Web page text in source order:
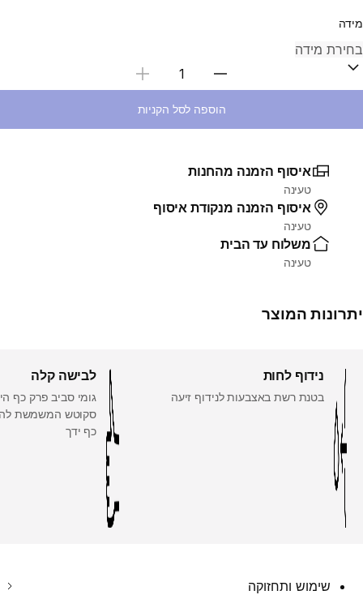
מידה
בחירת כמות
הוספה לסל הקניות
איסוף הזמנה מהחנות
טעינה
איסוף הזמנה מנקודת איסוף
טעינה
משלוח עד הבית
טעינה
יתרונות המוצר
נידוף לחות
בטנת רשת באצבעות לנידוף זיעה
לבישה קלה
גומי סביב פרק כף
סקוטש המשמשת
כף ידך
שימוש ותחזוקה